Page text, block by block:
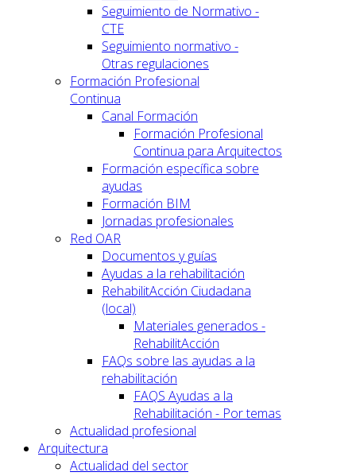
Seguimiento de Normativo -
CTE
Seguimiento normativo -
Otras regulaciones
Formación Profesional
Continua
Canal Formación
Formación Profesional
Continua para Arquitectos
Formación específica sobre
ayudas
Formación BIM
Jornadas profesionales
Red OAR
Documentos y guías
Ayudas a la rehabilitación
RehabilitAcción Ciudadana
(local)
Materiales generados -
RehabilitAcción
FAQs sobre las ayudas a la
rehabilitación
FAQS Ayudas a la
Rehabilitación - Por temas
Actualidad profesional
Arquitectura
Actualidad del sector